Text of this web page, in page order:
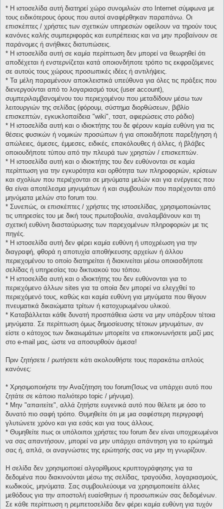
* H ιστοσελίδα αυτή διατηρεί χώρο συνομιλιών στο Internet σύμφωνα με
τους ειδικότερους όρους που αυτοί αναφέρθηκαν παραπάνω. Οι
επισκέπτες / χρήστες των σχετικών υπηρεσιών οφείλουν να τηρούν τους
κανόνες καλής συμπεριφοράς και ευπρέπειας και να μην προβαίνουν σε
παράνομες ή ανήθικες διατυπώσεις.
* H ιστοσελίδα αυτή σε καμία περίπτωση δεν μπορεί να θεωρηθεί ότι
αποδέχεται ή ενστερνίζεται κατά οποιονδήποτε τρόπο τις εκφραζόμενες
σε αυτούς τους χώρους προσωπικές ιδέες ή αντιλήψεις.
* Τα μέλη παραμένουν αποκλειστικά υπεύθυνα για όλες τις πράξεις που
διενεργούνται από το λογαριασμό τους (user account),
συμπεριλαμβανομένου του περιεχομένου που μεταδίδουν μέσω των
λειτουργιών της σελίδας (φόρουμ, σύστημα διορθώσεων, βιβλίο
επισκεπτών, εγκυκλοπαίδεια "wiki", τσατ, αφιερώσεις στο ράδιο)
* H ιστοσελίδα αυτή και ο ιδιοκτήτης του δε φέρουν καμία ευθύνη για τις
θέσεις φυσικών ή νομικών προσώπων ή για οποιαδήποτε παρεξήγηση ή
απώλειες, άμεσες, έμμεσες, ειδικές, επακόλουθες ή άλλες, ή βλάβες
οποιουδήποτε τύπου από την πλευρά των χρηστών / επισκεπτών.
* H ιστοσελίδα αυτή και ο ιδιοκτήτης του δεν ευθύνονται σε καμία
περίπτωση για την εγκυρότητα και ορθότητα των πληροφοριών, κρίσεων
και σχολίων που περιέχονται σε μηνύματα μελών και για ενέργειες που
θα είναι αποτέλεσμα μηνυμάτων ή και συμβουλών που παρέχονται από
μηνύματα μελών στο forum του.
* Συνεπώς, οι επισκέπτες / χρήστες της ιστοσελίδας, χρησιμοποιώντας
τις υπηρεσίες του με δική τους πρωτοβουλία, αναλαμβάνουν και τη
σχετική ευθύνη διασταύρωσης των παρεχομένων πληροφοριών με τις
πηγές.
* H ιστοσελίδα αυτή δεν φέρει καμία ευθύνη ή υποχρέωση για την
διαγραφή, φθορά η αποτυχία αποθήκευσης αρχείων ή άλλου
περιεχομένου το οποίο διατηρείται ή διακινείται μέσω οποιασδήποτε
σελίδας ή υπηρεσίας του δικτυακού του τόπου.
* H ιστοσελίδα αυτή και ο ιδιοκτήτης του δεν ευθύνονται για το
περιεχόμενο άλλων sites για τα οποία δεν μπορεί να ελεγχθεί το
περιεχόμενό τους, καθώς και καμία ευθύνη για μηνύματα που θίγουν
πνευματικά δικαιώματα τρίτων ή κατοχυρωμένου υλικού.
* Καταβάλλεται κάθε δυνατή προσπάθεια ώστε να μην υπάρξουν τέτοια
μηνύματα. Σε περίπτωση όμως δημοσίευσης τέτοιων μηνυμάτων, αν
είστε ο κάτοχος των δικαιωμάτων μπορείτε να επικοινωνήσετε μαζί μας
στο e-mail μας, ώστε να αποσυρθούν άμεσα!
Πριν ζητήσετε / ρωτήσετε κάτι ακολουθήστε τους παρακάτω απλούς
κανόνες:
* Χρησιμοποιήστε την Αναζήτηση του forum(Ίσως να υπάρχει αυτό που
ζητάτε σε κάποιο παλιότερο topic / μήνυμα).
* Μην "απαιτείτε", αλλά ζητήστε ευγενικά αυτό που θέλετε με όσο το
δυνατό πιο σαφή τρόπο. Θυμηθείτε ότι με μια σαφέστερη περιγραφή
γλυτώνετε χρόνο και για εσάς και για τους άλλους.
* Θυμηθείτε πως οι υπόλοιποι χρήστες του forum δεν είναι υποχρεωμένοι
να σας απαντήσουν, μπορεί να μην υπάρχει απάντηση για το ερώτημά
σας ή, απλά, οι αναγνώστες της ερώτησής σας να μην τη γνωρίζουν.
Η σελίδα δεν χρησιμοποιεί αλγορίθμους κρυπτογράφησης για τα
δεδομένα που διακινούνται μέσω της σελίδας, τραγούδια, λογαριασμούς,
κωδικούς, μηνύματα. Σας συμβουλεύουμε να χρησιμοποιείτε άλλες
μεθόδους για την αποστολή ευαίσθητων ή προσωπικών σας δεδομένων.
Σε κάθε περίπτωση η ρεμπετοσελίδα δεν φέρει καμία ευθύνη για τυχόν